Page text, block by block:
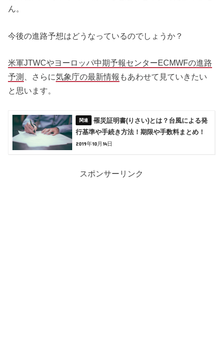
ん。
今後の進路予想はどうなっているのでしょうか？
米軍JTWCやヨーロッパ中期予報センターECMWFの進路
予測
、さらに気象庁の最新情報 もあわせて見ていきたい
と思います。
罹災証明書(りさい)とは？台風による発
行基準や手続き方法！期限や手数料まとめ！
2019年10月14日
スポンサーリンク